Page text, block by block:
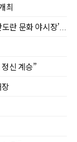
최
1913송정역시장, ‘어른이와 함께하는 도란도란 문화 야시장’으로 여름밤 활력 더한다
신 계승”